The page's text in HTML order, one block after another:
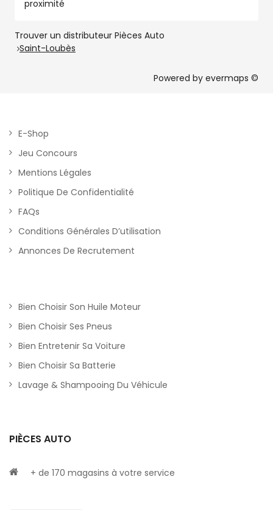
proximité
Trouver un distributeur Pièces Auto
Saint-Loubès
Powered by evermaps ©
E-Shop
Jeu Concours
Mentions Légales
Politique De Confidentialité
FAQs
Conditions Générales D’utilisation
Annonces De Recrutement
Bien Choisir Son Huile Moteur
Bien Choisir Ses Pneus
Bien Entretenir Sa Voiture
Bien Choisir Sa Batterie
Lavage & Shampooing Du Véhicule
PIÈCES AUTO
+ de 170 magasins à votre service